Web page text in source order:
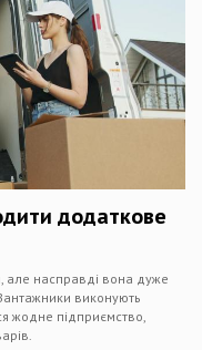
додаткове
але насправді вона дуже
виконують
жодне підприємство,